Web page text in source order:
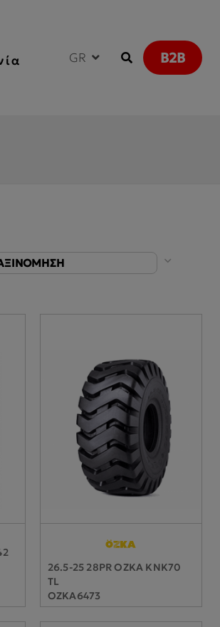
GR B2B
26.5-25 28PR OZKA KNK70
TL
OZKA6473